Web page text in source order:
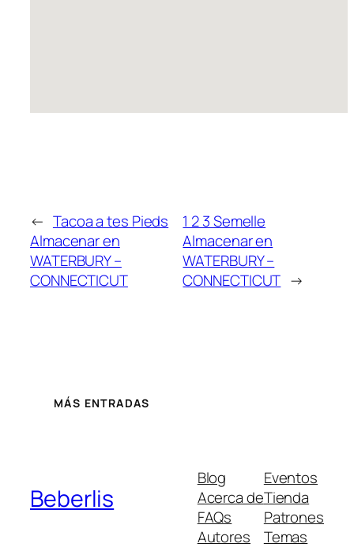
← Tacoa a tes Pieds
Almacenar en
WATERBURY –
CONNECTICUT
1 2 3 Semelle
Almacenar en
WATERBURY –
CONNECTICUT →
MÁS ENTRADAS
Beberlis
Blog
Acerca de
FAQs
Autores
Eventos
Tienda
Patrones
Temas